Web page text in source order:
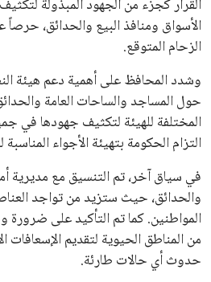
القرار كجزء من الجهود المبذولة
الأسواق ومنافذ البيع والحدائق،
الزحام المتوقع.
وشدد المحافظ على أهمية دعم هيئة
حول المساجد والساحات العامة
المختلفة للهيئة لتكثيف جهودها في
التزام الحكومة بتهيئة الأجواء
في سياق آخر، تم التنسيق مع مديرية
والحدائق، حيث ستزيد من تواجد
المواطنين. كما تم التأكيد على
من المناطق الحيوية لتقديم الإسعافات
حدوث أي حالات طارئة.